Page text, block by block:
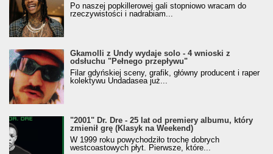
Po naszej popkillerowej gali stopniowo wracam do
rzeczywistości i nadrabiam...
Gkamolli z Undy wydaje solo - 4 wnioski z
odsłuchu "Pełnego przepływu"
Filar gdyńskiej sceny, grafik, główny producent i raper
kolektywu Undadasea już...
"2001" Dr. Dre - 25 lat od premiery albumu, który
zmienił grę (Klasyk na Weekend)
W 1999 roku powychodziło trochę dobrych
westcoastowych płyt. Pierwsze, które...